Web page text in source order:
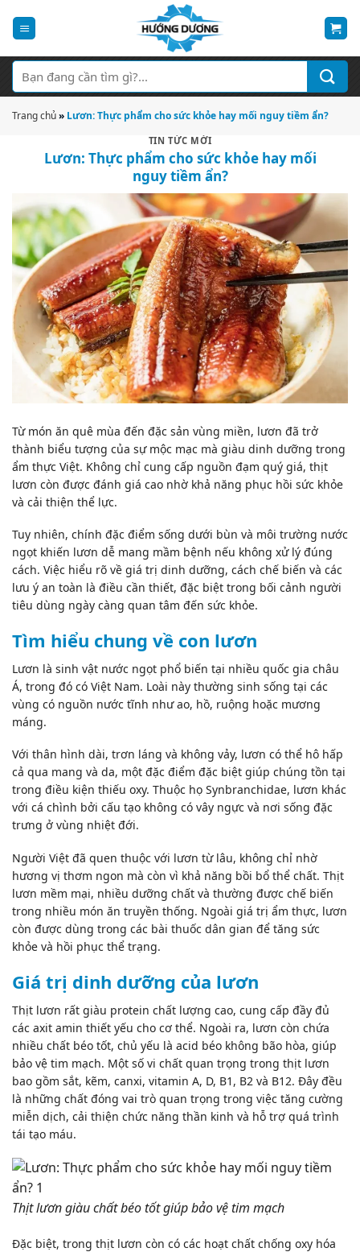
qua
dung
Tìm
kiếm:
Trang chủ» Lươn: Thực phẩm cho sức khỏe hay mối nguy tiềm ẩn?
TIN TỨC MỚI
Lươn: Thực phẩm cho sức khỏe hay mối
nguy tiềm ẩn?
Từ món ăn quê mùa đến đặc sản vùng miền, lươn đã trở
thành biểu tượng của sự mộc mạc mà giàu dinh dưỡng trong
ẩm thực Việt. Không chỉ cung cấp nguồn đạm quý giá, thịt
lươn còn được đánh giá cao nhờ khả năng phục hồi sức khỏe
và cải thiện thể lực.
Tuy nhiên, chính đặc điểm sống dưới bùn và môi trường nước
ngọt khiến lươn dễ mang mầm bệnh nếu không xử lý đúng
cách. Việc hiểu rõ về giá trị dinh dưỡng, cách chế biến và các
lưu ý an toàn là điều cần thiết, đặc biệt trong bối cảnh người
tiêu dùng ngày càng quan tâm đến sức khỏe.
Tìm hiểu chung về con lươn
Lươn là sinh vật nước ngọt phổ biến tại nhiều quốc gia châu
Á, trong đó có Việt Nam. Loài này thường sinh sống tại các
vùng có nguồn nước tĩnh như ao, hồ, ruộng hoặc mương
máng.
Với thân hình dài, trơn láng và không vảy, lươn có thể hô hấp
cả qua mang và da, một đặc điểm đặc biệt giúp chúng tồn tại
trong điều kiện thiếu oxy. Thuộc họ Synbranchidae, lươn khác
với cá chình bởi cấu tạo không có vây ngực và nơi sống đặc
trưng ở vùng nhiệt đới.
Người Việt đã quen thuộc với lươn từ lâu, không chỉ nhờ
hương vị thơm ngon mà còn vì khả năng bồi bổ thể chất. Thịt
lươn mềm mại, nhiều dưỡng chất và thường được chế biến
trong nhiều món ăn truyền thống. Ngoài giá trị ẩm thực, lươn
còn được dùng trong các bài thuốc dân gian để tăng sức
khỏe và hồi phục thể trạng.
Giá trị dinh dưỡng của lươn
Thịt lươn rất giàu protein chất lượng cao, cung cấp đầy đủ
các axit amin thiết yếu cho cơ thể. Ngoài ra, lươn còn chứa
nhiều chất béo tốt, chủ yếu là acid béo không bão hòa, giúp
bảo vệ tim mạch. Một số vi chất quan trọng trong thịt lươn
bao gồm sắt, kẽm, canxi, vitamin A, D, B1, B2 và B12. Đây đều
là những chất đóng vai trò quan trọng trong việc tăng cường
miễn dịch, cải thiện chức năng thần kinh và hỗ trợ quá trình
tái tạo máu.
Thịt lươn giàu chất béo tốt giúp bảo vệ tim mạch
Đặc biệt, trong thịt lươn còn có các hoạt chất chống oxy hóa